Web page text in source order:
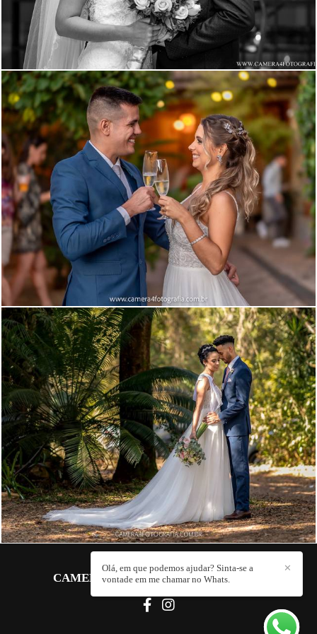
630 29
812 0
CAMERA 4 FOTOGRAFIA/CONTATO
✕
Olá, em que podemos ajudar? Sinta-se a
vontade em me chamar no Whats.